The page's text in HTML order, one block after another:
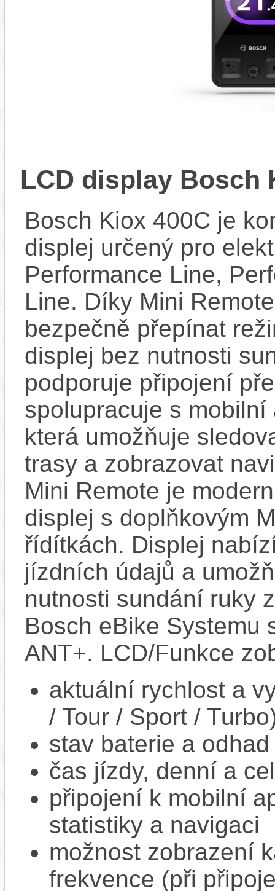
LCD display Bosch
Bosch Kiox 400C je
displej určený pro
Performance Line,
Line. Díky Mini
bezpečně přepínat
displej bez nutnosti
podporuje připojení
spolupracuje s
která umožňuje
trasy a zobrazovat
Mini Remote je
displej s doplňkovým
řídítkách. Displej
jízdních údajů a
nutnosti sundání ruky
Bosch eBike Systemu
ANT+. LCD/Funkce
aktuální rychlost a
/ Tour / Sport /
stav baterie a
čas jízdy, denní a
připojení k mobilní
statistiky a navigaci
možnost zobrazení
frekvence (při